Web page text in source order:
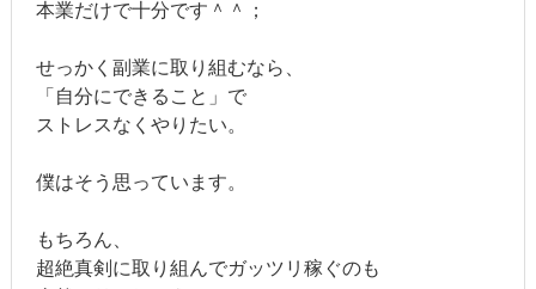
本業だけで十分です＾＾；
せっかく副業に取り組むなら、
「自分にできること」で
ストレスなくやりたい。
僕はそう思っています。
もちろん、
超絶真剣に取り組んでガッツリ稼ぐのも